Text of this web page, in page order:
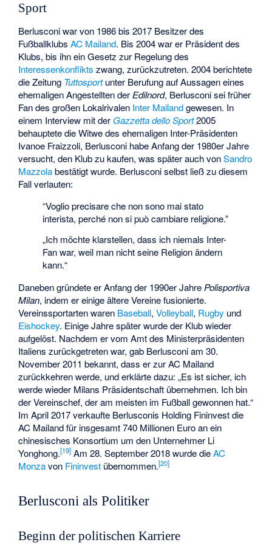
Sport
Berlusconi war von 1986 bis 2017 Besitzer des
FußballklubsAC Mailand. Bis 2004 war er Präsident des
Klubs, bis ihn ein Gesetz zur Regelung des
Interessenkonflikts zwang, zurückzutreten. 2004 berichtete
die Zeitung Tuttosportunter Berufung auf Aussagen eines
ehemaligen Angestellten der Edilnord, Berlusconi sei früher
Fan des großen Lokalrivalen Inter Mailandgewesen. In
einem Interview mit der Gazzetta dello Sport2005
behauptete die Witwe des ehemaligen Inter-Präsidenten
Ivanoe Fraizzoli, Berlusconi habe Anfang der 1980er Jahre
versucht, den Klub zu kaufen, was später auch vonSandro
Mazzolabestätigt wurde. Berlusconi selbst ließ zu diesem
Fall verlauten:
“Voglio precisare che non sono mai stato
interista, perché non si può cambiare religione.”
„Ich möchte klarstellen, dass ich niemals Inter-
Fan war, weil man nicht seine Religion ändern
kann.“
Daneben gründete er Anfang der 1990er Jahre Polisportiva
Milan, indem er einige ältere Vereine fusionierte.
Vereinssportarten waren Baseball,Volleyball, Rugby und
Eishockey. Einige Jahre später wurde der Klub wieder
aufgelöst. Nachdem er vom Amt des Ministerpräsidenten
Italiens zurückgetreten war, gab Berlusconi am 30.
November 2011 bekannt, dass er zur AC Mailand
zurückkehren werde, und erklärte dazu: „Es ist sicher, ich
werde wieder Milans Präsidentschaft übernehmen. Ich bin
der Vereinschef, der am meisten im Fußball gewonnen hat.“
Im April 2017 verkaufte Berlusconis Holding Fininvest die
AC Mailand für insgesamt 740 Millionen Euro an ein
chinesisches Konsortium um den Unternehmer Li
Yonghong.[19] Am 28. September 2018 wurde dieAC
Monzavon Fininvest übernommen.[20]
Berlusconi als Politiker
Beginn der politischen Karriere